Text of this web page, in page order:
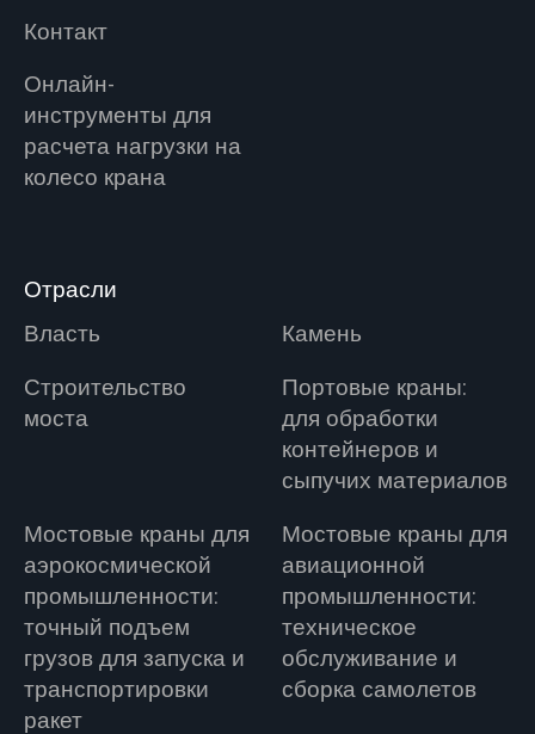
Контакт
Онлайн-
инструменты для
расчета нагрузки на
колесо крана
Отрасли
Власть
Камень
Строительство
моста
Портовые краны:
для обработки
контейнеров и
сыпучих материалов
Мостовые краны для
аэрокосмической
промышленности:
точный подъем
грузов для запуска и
транспортировки
ракет
Мостовые краны для
авиационной
промышленности:
техническое
обслуживание и
сборка самолетов